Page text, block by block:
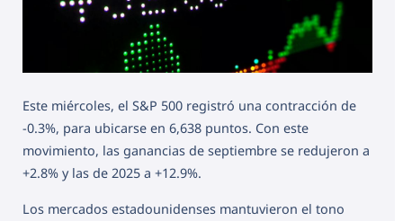
Este miércoles, el S&P 500 registró una contracción de
-0.3%, para ubicarse en 6,638 puntos. Con este
movimiento, las ganancias de septiembre se redujeron a
+2.8% y las de 2025 a +12.9%.
Los mercados estadounidenses mantuvieron el tono